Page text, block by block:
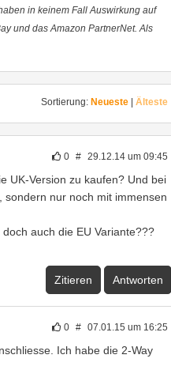
in keinem Fall Auswirkung auf
und das Amazon PartnerNet. Als
Sortierung: Neueste Älteste
0 # 29.12.14 um 09:45
UK-Version zu kaufen? Und bei
nur noch mit immensen
auch die EU Variante???
Zitieren Antworten
0 # 07.01.15 um 16:25
Ich habe die 2-Way